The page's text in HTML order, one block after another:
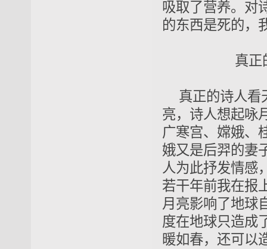
吸取了营养。对
的东西是死的，
真正
真正的诗人看
亮，诗人想起咏
广寒宫、嫦娥、
娥又是后羿的妻
人为此抒发情感
若干年前我在报
月亮影响了地球
度在地球只造成
暖如春，还可以